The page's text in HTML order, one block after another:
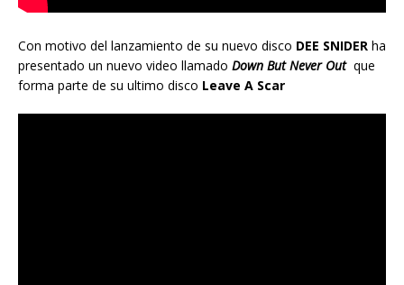
Con motivo del lanzamiento de su nuevo disco DEE SNIDER ha
presentado un nuevo video llamado Down But Never Out que
forma parte de su ultimo disco Leave A Scar